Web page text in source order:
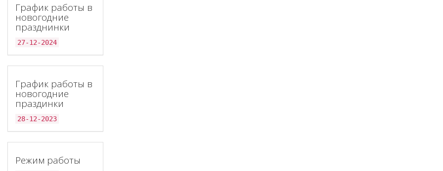
График работы в
новогодние
празднинки
27-12-2024
График работы в
новогодние
праздинки
28-12-2023
Режим работы